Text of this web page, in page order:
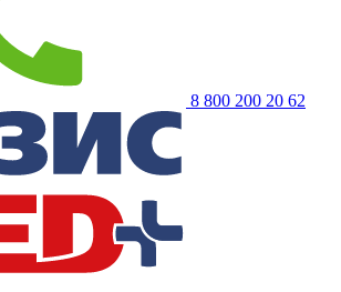
8 800 200 20 62